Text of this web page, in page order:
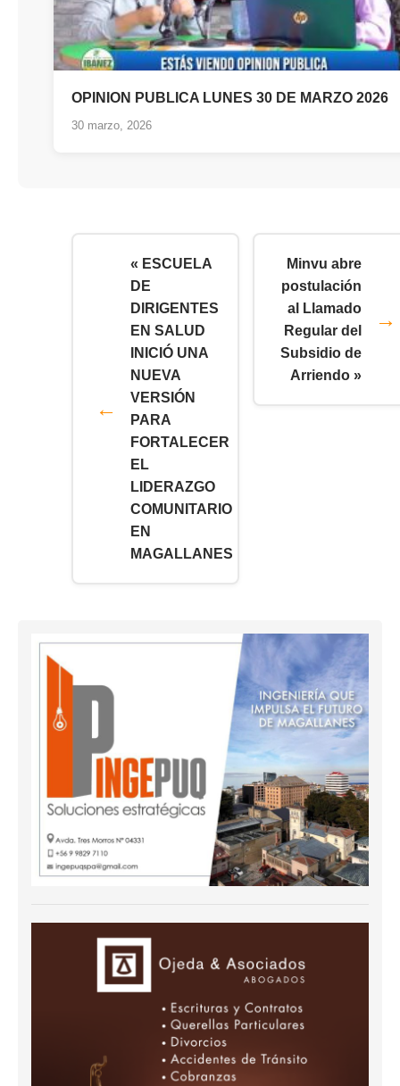
OPINION PUBLICA LUNES 30 DE MARZO 2026
30 marzo, 2026
« ESCUELA
DE
DIRIGENTES
EN SALUD
INICIÓ UNA
NUEVA
VERSIÓN
PARA
FORTALECER
EL
LIDERAZGO
COMUNITARIO
EN
MAGALLANES
Minvu abre
postulación
al Llamado
Regular del
Subsidio de
Arriendo »